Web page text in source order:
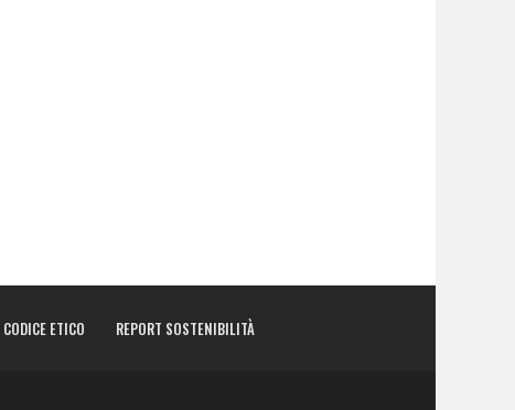
CODICE ETICO REPORT SOSTENIBILITÀ